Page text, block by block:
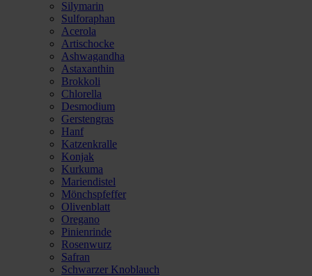
Silymarin
Sulforaphan
Acerola
Artischocke
Ashwagandha
Astaxanthin
Brokkoli
Chlorella
Desmodium
Gerstengras
Hanf
Katzenkralle
Konjak
Kurkuma
Mariendistel
Mönchspfeffer
Olivenblatt
Oregano
Pinienrinde
Rosenwurz
Safran
Schwarzer Knoblauch